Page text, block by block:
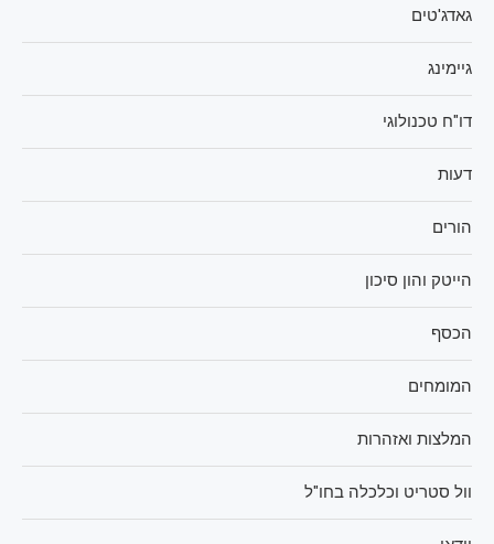
גאדג'טים
גיימינג
דו"ח טכנולוגי
דעות
הורים
הייטק והון סיכון
הכסף
המומחים
המלצות ואזהרות
וול סטריט וכלכלה בחו"ל